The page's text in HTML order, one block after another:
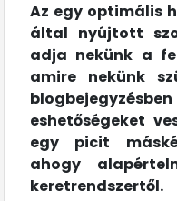
Az egy optimális
által nyújtott
adja nekünk a
amire nekünk
eshetőségeket
egy picit
ahogy
keretrendszertől.